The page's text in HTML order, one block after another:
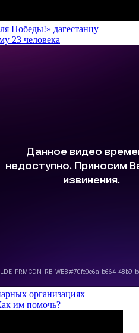
Победы!» дагестанцу
23 человека
организациях
им помочь?